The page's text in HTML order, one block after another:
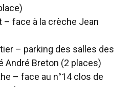
– face à la crèche Jean
– parking des salles des
André Breton (2 places)
– face au n°14 clos de